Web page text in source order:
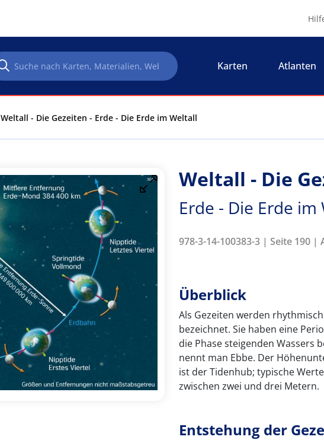
Karten Atlanten
Weltall - Die Gezeiten - Erde - Die Erde im Weltall
Weltall - Die
Erde - Die Erde im
978-3-14-100383-3 | Seite 190 |
Überblick
Als Gezeiten werden
bezeichnet. Sie haben eine
die Phase steigenden Wassers
nennt man Ebbe. Der
ist der Tidenhub; typische
zwischen zwei und drei Metern.
Entstehung der